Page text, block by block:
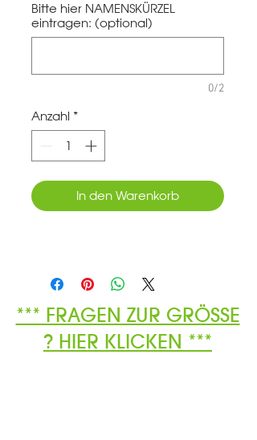
Bitte hier NAMENSKÜRZEL
eintragen: (optional)
0/2
Anzahl *
In den Warenkorb
*** FRAGEN ZUR GRÖSSE
? HIER KLICKEN ***